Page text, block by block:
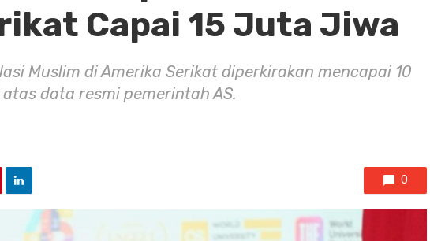
Capai 15 Juta Jiwa
Muslim di Amerika Serikat diperkirakan mencapai 10
data resmi pemerintah AS.
0